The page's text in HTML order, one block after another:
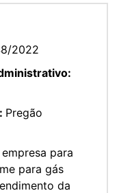
2022
Pregão
para
para gás
da